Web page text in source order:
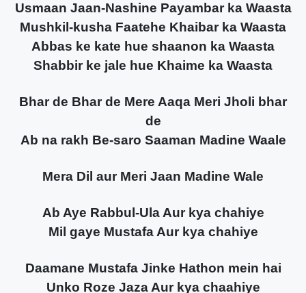
Usmaan Jaan-Nashine Payambar ka Waasta
Mushkil-kusha Faatehe Khaibar ka Waasta
Abbas ke kate hue shaanon ka Waasta
Shabbir ke jale hue Khaime ka Waasta
Bhar de Bhar de Mere Aaqa Meri Jholi bhar
de
Ab na rakh Be-saro Saaman Madine Waale
Mera Dil aur Meri Jaan Madine Wale
Ab Aye Rabbul-Ula Aur kya chahiye
Mil gaye Mustafa Aur kya chahiye
Daamane Mustafa Jinke Hathon mein hai
Unko Roze Jaza Aur kya chaahiye